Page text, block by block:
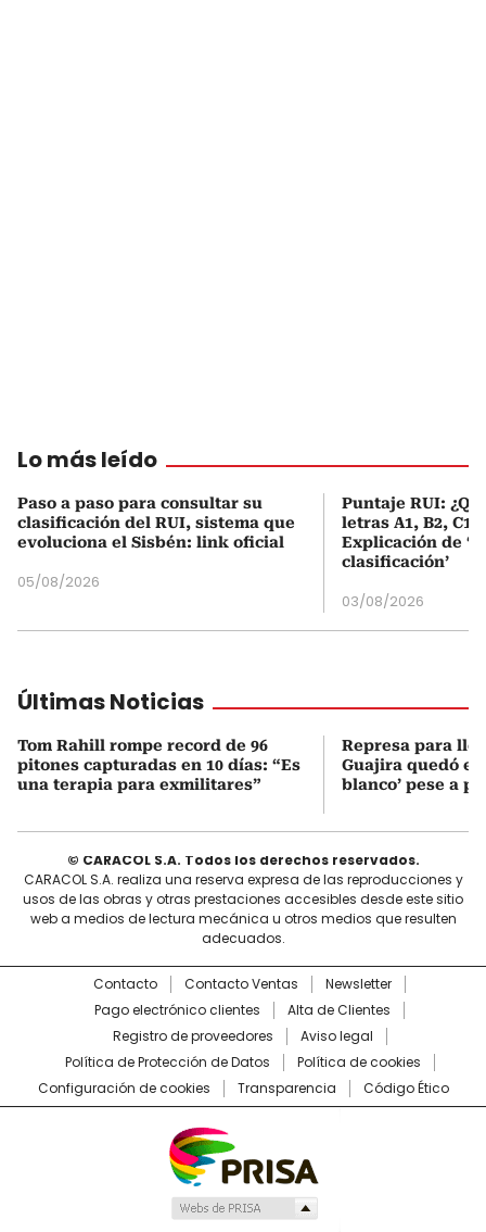
Lo más leído
Paso a paso para consultar su
clasificación del RUI, sistema que
evoluciona el Sisbén: link oficial
05/08/2026
Puntaje RUI:
letras A1, B2, C1
Explicación de
clasificación’
03/08/2026
Últimas Noticias
Tom Rahill rompe record de 96
pitones capturadas en 10 días: “Es
una terapia para exmilitares”
Represa para
Guajira quedó en
blanco’ pese a
© CARACOL S.A. Todos los derechos reservados.
CARACOL S.A. realiza una reserva expresa de las reproducciones y
usos de las obras y otras prestaciones accesibles desde este sitio
web a medios de lectura mecánica u otros medios que resulten
adecuados.
Contacto Contacto Ventas
Newsletter
Pago electrónico clientes
Alta de Clientes
Registro de proveedores
Aviso legal
Política de Protección de Datos
Política de cookies
Configuración de cookies
Transparencia Código Ético